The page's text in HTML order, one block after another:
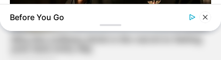
Japan's Greatest Doctors Say Memory Loss Isn't Age: Just
Stop Drinking These 3 Beverages
Before You Go